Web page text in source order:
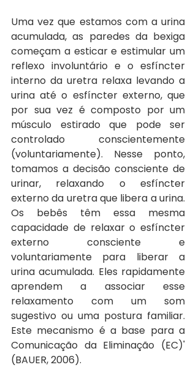
Uma vez que estamos com a urina
acumulada, as paredes da bexiga
começam a esticar e estimular um
reflexo involuntário e o esfíncter
interno da uretra relaxa levando a
urina até o esfíncter externo, que
por sua vez é composto por um
músculo estirado que pode ser
controlado conscientemente
(voluntariamente). Nesse ponto,
tomamos a decisão consciente de
urinar, relaxando o esfíncter
externo da uretra que libera a urina.
Os bebês têm essa mesma
capacidade de relaxar o esfíncter
externo consciente e
voluntariamente para liberar a
urina acumulada. Eles rapidamente
aprendem a associar esse
relaxamento com um som
sugestivo ou uma postura familiar.
Este mecanismo é a base para a
Comunicação da Eliminação (EC)'
(BAUER, 2006).